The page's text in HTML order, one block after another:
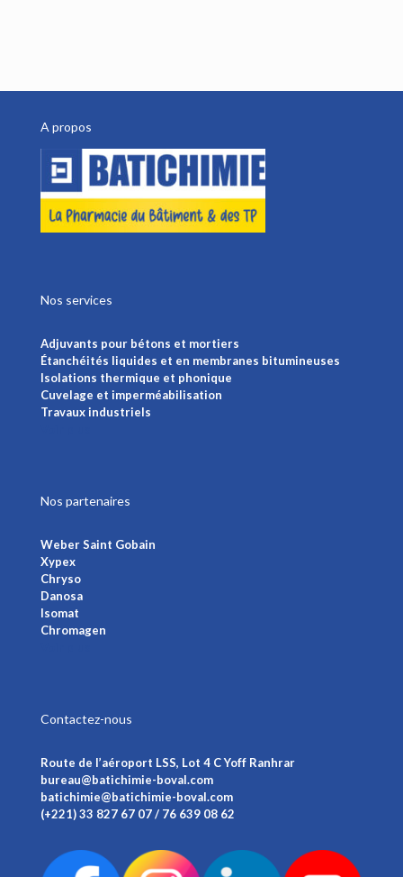
A propos
Nos services
Adjuvants pour bétons et mortiers
Étanchéités liquides et en membranes bitumineuses
Isolations thermique et phonique
Cuvelage et imperméabilisation
Travaux industriels
Nos partenaires
Weber Saint Gobain
Xypex
Chryso
Danosa
Isomat
Chromagen
Contactez-nous
Route de l’aéroport LSS, Lot 4 C Yoff Ranhrar
bureau@batichimie-boval.com
batichimie@batichimie-boval.com
(+221) 33 827 67 07 / 76 639 08 62